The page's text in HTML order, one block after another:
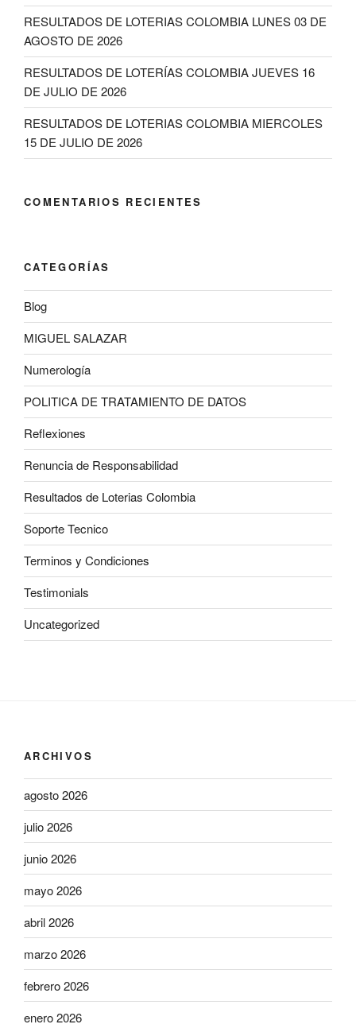
RESULTADOS DE LOTERIAS COLOMBIA LUNES 03 DE
AGOSTO DE 2026
RESULTADOS DE LOTERÍAS COLOMBIA JUEVES 16
DE JULIO DE 2026
RESULTADOS DE LOTERIAS COLOMBIA MIERCOLES
15 DE JULIO DE 2026
COMENTARIOS RECIENTES
CATEGORÍAS
Blog
MIGUEL SALAZAR
Numerología
POLITICA DE TRATAMIENTO DE DATOS
Reflexiones
Renuncia de Responsabilidad
Resultados de Loterias Colombia
Soporte Tecnico
Terminos y Condiciones
Testimonials
Uncategorized
ARCHIVOS
agosto 2026
julio 2026
junio 2026
mayo 2026
abril 2026
marzo 2026
febrero 2026
enero 2026